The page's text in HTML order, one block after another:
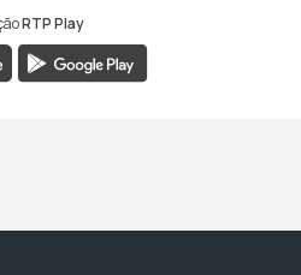
RTP Play